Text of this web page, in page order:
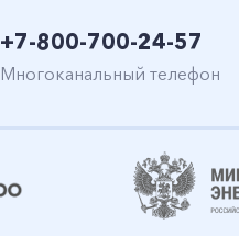
+7-800-700-24-57
Многоканальный телефон